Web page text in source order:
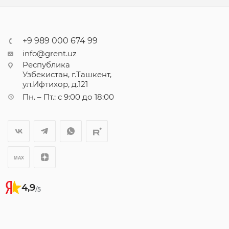
+9 989 000 674 99
info@grent.uz
Республика
Узбекистан, г.Ташкент,
ул.Ифтихор, д.121
Пн. – Пт.: с 9:00 до 18:00
4,9/5